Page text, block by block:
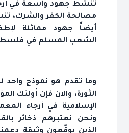
تنشط جهود واسعة في
مصالحة الكفر والشرك،
أيضاً جهود مماثلة
الشعب المسلم في
وما تقدم هو نموذج واحد
الثورة، والآن فإن أولئك
الإسلامية في أرجاء
ونحن نعتبرهم ذخائر